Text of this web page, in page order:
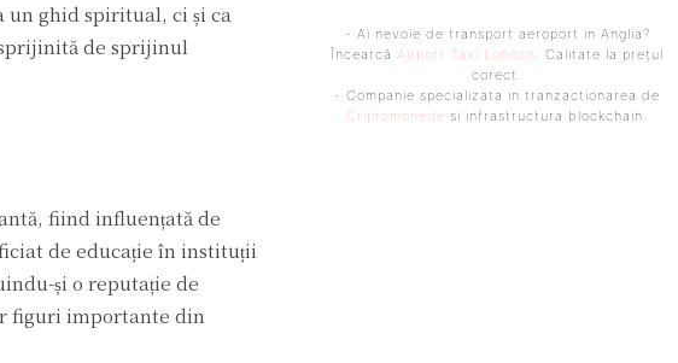
ghid spiritual, ci și ca
de sprijinul
fiind influențată de
de educație în instituții
și o reputație de
figuri importante din
- Ai nevoie de transport aeroport in Anglia?
Încearcă Airport Taxi London . Calitate la prețul
corect.
- Companie specializata in tranzactionarea de
Criptomonede si infrastructura blockchain.